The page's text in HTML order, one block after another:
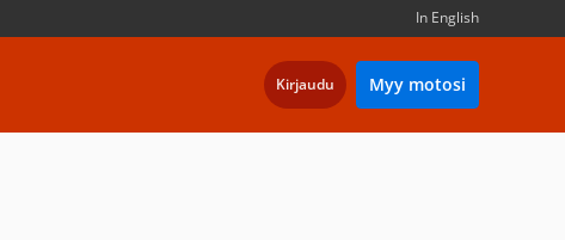
In English
Kirjaudu Myy motosi